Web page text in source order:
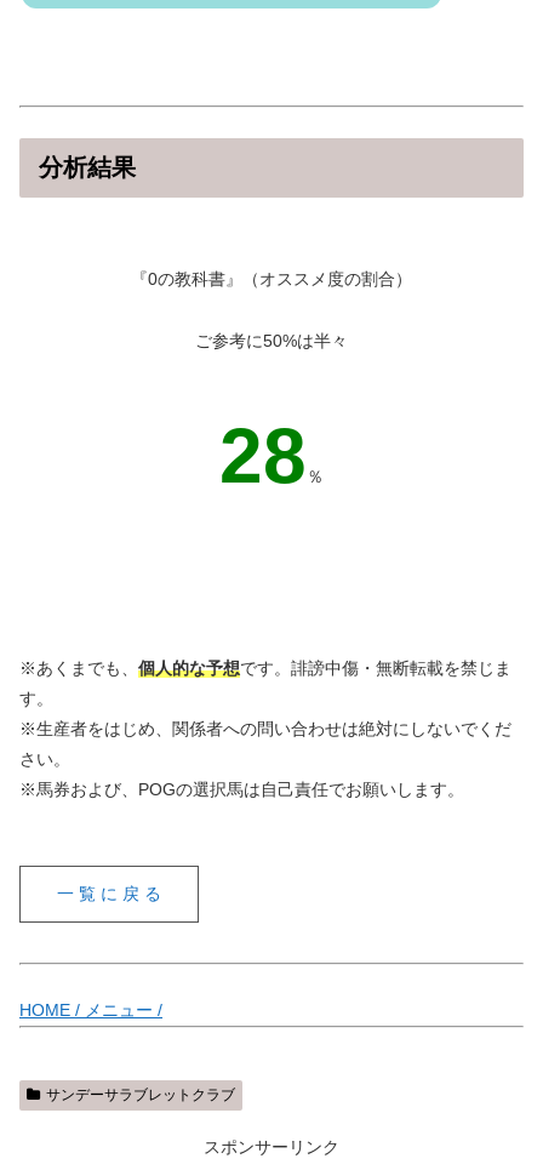
分析結果
『0の教科書』（オススメ度の割合）
ご参考に50%は半々
51 ％
※あくまでも、 個人的な予想です。誹謗中傷・無断転載を禁じま
す。
※生産者をはじめ、関係者への問い合わせは絶対にしないでくだ
さい。
※馬券および、POGの選択馬は自己責任でお願いします。
一 覧 に 戻 る
HOME / メニュー /
サンデーサラブレットクラブ
スポンサーリンク